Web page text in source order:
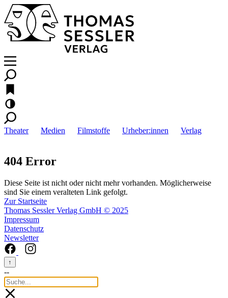
Theater Medien Filmstoffe Urheber:innen Verlag
404 Error
Diese Seite ist nicht oder nicht mehr vorhanden. Möglicherweise
sind Sie einem veralteten Link gefolgt.
Zur Startseite
Thomas Sessler Verlag GmbH © 2025
Impressum
Datenschutz
Newsletter
↑
--